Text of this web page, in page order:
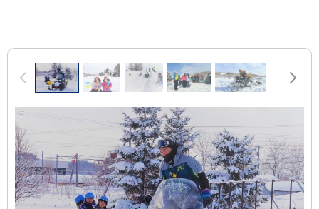
画
イ
ド
集
前へ 次へ